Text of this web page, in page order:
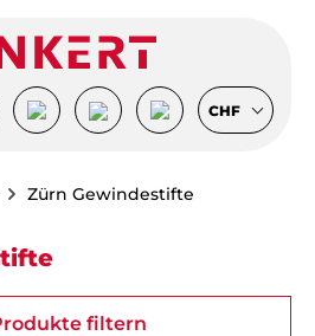
CHF
Zürn Gewindestifte
filtern